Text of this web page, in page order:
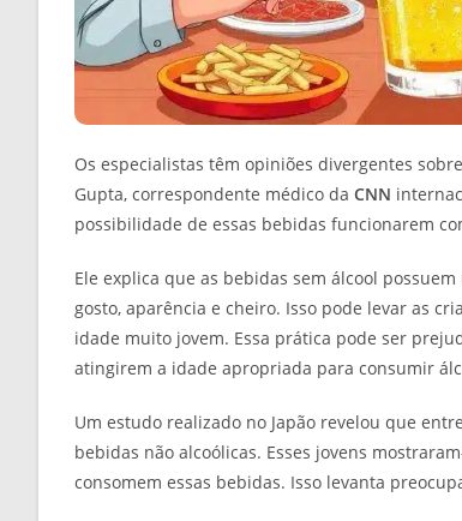
Os especialistas têm opiniões divergentes
Gupta, correspondente médico da CNN
possibilidade de essas bebidas funcionarem
Ele explica que as bebidas sem álcool
gosto, aparência e cheiro. Isso pode levar as
idade muito jovem. Essa prática pode ser
atingirem a idade apropriada para consumir
Um estudo realizado no Japão revelou que
bebidas não alcoólicas. Esses jovens
consomem essas bebidas. Isso levanta